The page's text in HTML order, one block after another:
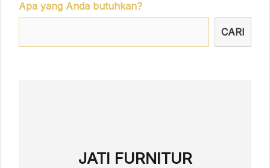
Apa yang Anda butuhkan?
CARI
JATI FURNITUR